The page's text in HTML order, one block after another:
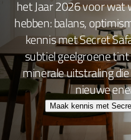
het Jaar 2026 voor wat
hebben: balans,
kennis met Secret
subtiel geelgroene
minerale uitstraling
nieuwe
Maak kennis met